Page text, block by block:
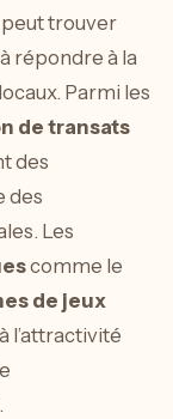
peut trouver
répondre à la
Parmi les
de transats
des
des
Les
comme le
de jeux
l’attractivité